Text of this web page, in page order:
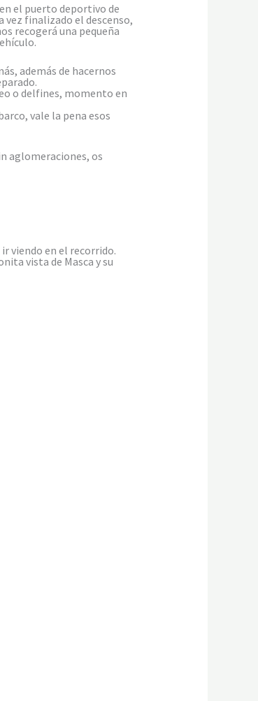
el puerto deportivo de
vez finalizado el descenso,
recogerá una pequeña
además de hacernos
o delfines, momento en
vale la pena esos
aglomeraciones, os
viendo en el recorrido.
vista de Masca y su